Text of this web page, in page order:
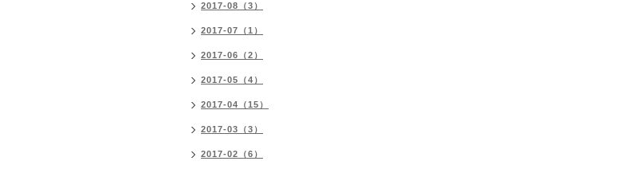
2017-08（3）
2017-07（1）
2017-06（2）
2017-05（4）
2017-04（15）
2017-03（3）
2017-02（6）